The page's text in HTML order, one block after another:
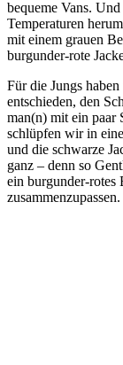
bequeme Vans.
Temperaturen
mit einem grauen
burgunder-rote
Für die Jungs
entschieden, den
man(n) mit ein paar
schlüpfen wir in
und die schwarze
ganz – denn so
ein burgunder-rotes
zusammenzupassen.